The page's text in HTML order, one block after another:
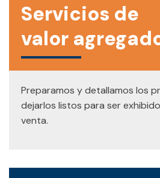
Servicios de
valor
Preparamos y detallamos los
dejarlos listos para ser
venta.